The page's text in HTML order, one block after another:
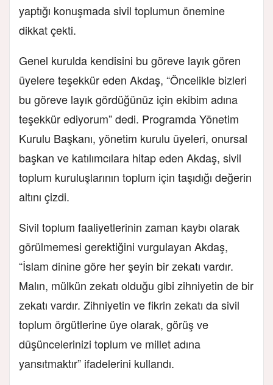
yaptığı konuşmada sivil toplumun önemine
dikkat çekti.
Genel kurulda kendisini bu göreve layık gören
üyelere teşekkür eden Akdaş, “Öncelikle bizleri
bu göreve layık gördüğünüz için ekibim adına
teşekkür ediyorum” dedi. Programda Yönetim
Kurulu Başkanı, yönetim kurulu üyeleri, onursal
başkan ve katılımcılara hitap eden Akdaş, sivil
toplum kuruluşlarının toplum için taşıdığı değerin
altını çizdi.
Sivil toplum faaliyetlerinin zaman kaybı olarak
görülmemesi gerektiğini vurgulayan Akdaş,
“İslam dinine göre her şeyin bir zekatı vardır.
Malın, mülkün zekatı olduğu gibi zihniyetin de bir
zekatı vardır. Zihniyetin ve fikrin zekatı da sivil
toplum örgütlerine üye olarak, görüş ve
düşüncelerinizi toplum ve millet adına
yansıtmaktır” ifadelerini kullandı.